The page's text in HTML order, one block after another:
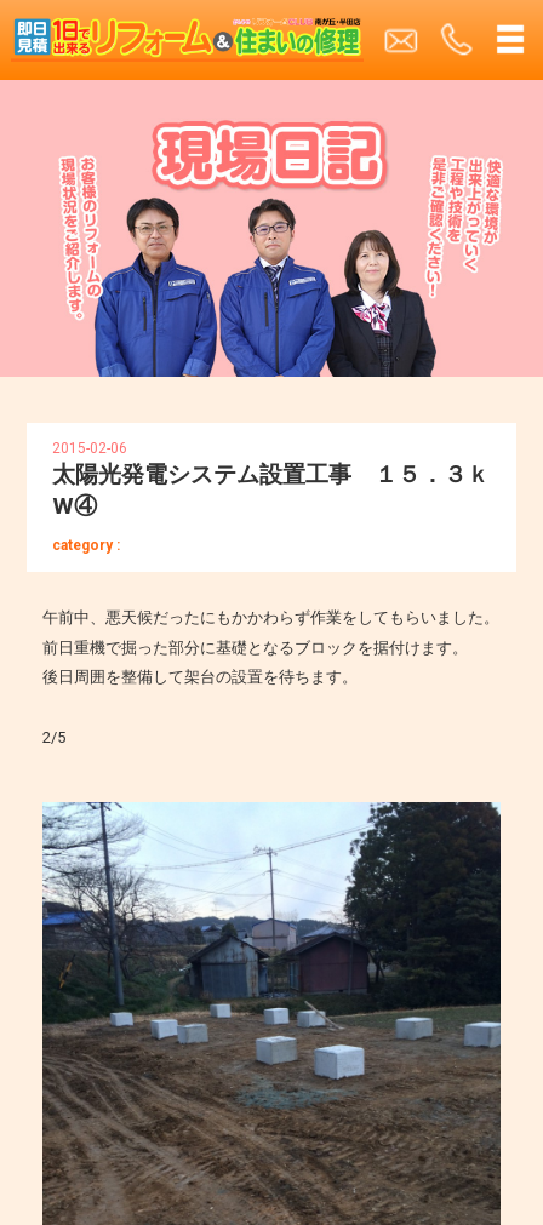
2015-02-06
太陽光発電システム設置工事 １５．３ｋ
W④
category :
午前中、悪天候だったにもかかわらず作業をしてもらいました。
前日重機で掘った部分に基礎となるブロックを据付けます。
後日周囲を整備して架台の設置を待ちます。
2/5